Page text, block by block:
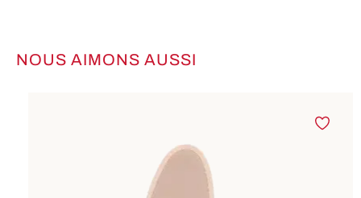
Ignorer la galerie de produits
NOUS AIMONS AUSSI